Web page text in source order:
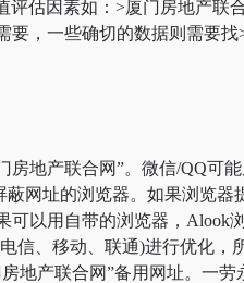
评估因素如：>厦门房地产
要，一些确切的数据则需要
房地产联合网”。微信/QQ可
网址的浏览器。如果浏览
可以用自带的浏览器，Alook
信、移动、联通)进行优化，
地产联合网”备用网址。一